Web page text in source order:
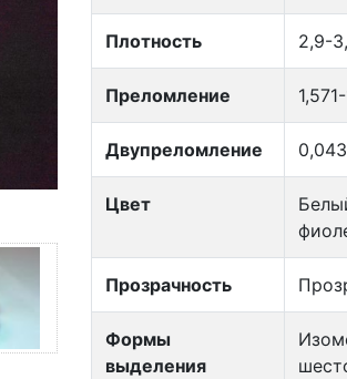
Плотность 2,9-
Преломление
Двупреломление 0,043
Цвет
Прозрачность
Формы
выделения